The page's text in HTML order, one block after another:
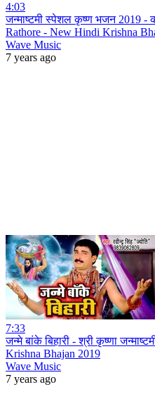
4:03
जन्माष्टमी स्पेशल कृष्ण भजन 2019 -
Rathore - New Hindi Krishna
Wave Music
7 years ago
7:33
जन्मे बांके बिहारी - श्री कृष्णा
Krishna Bhajan 2019
Wave Music
7 years ago